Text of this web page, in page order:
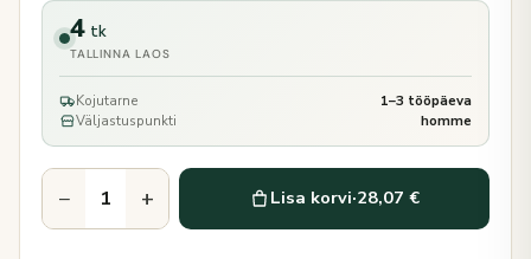
4 tk
TALLINNA LAOS
Kojutarne
1–3 tööpäeva
Väljastuspunkti
homme
− + Lisa korvi·28,07 €